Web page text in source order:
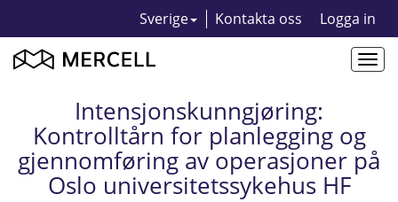
Sverige Kontakta oss Logga in
Intensjonskunngjøring:
Kontrolltårn for planlegging og
gjennomføring av operasjoner på
Oslo universitetssykehus HF